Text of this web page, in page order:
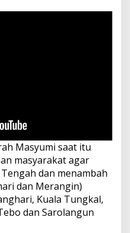
Masyumi saat itu
masyarakat agar
dan menambah
dan Merangin)
Kuala Tungkal,
dan Sarolangun